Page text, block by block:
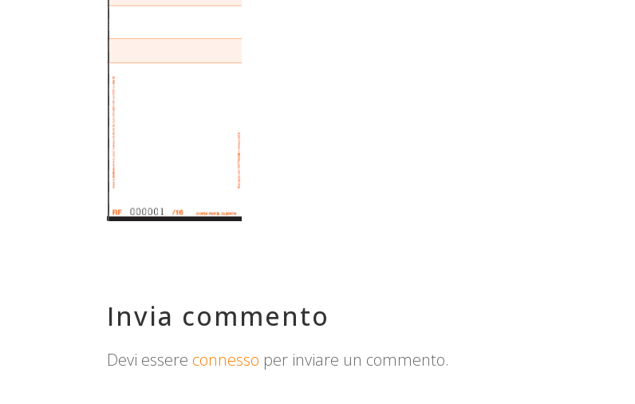
Invia commento
Devi essere connesso per inviare un commento.